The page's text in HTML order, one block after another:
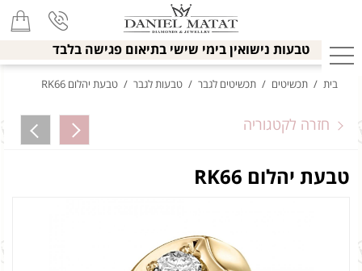
טבעות נישואין בימי שישי בתיאום פגישה בלבד
בית / תכשיטים / תכשיטים לגבר / טבעות לגבר / טבעת יהלום RK66
חזרה לקטגוריה
טבעת יהלום RK66